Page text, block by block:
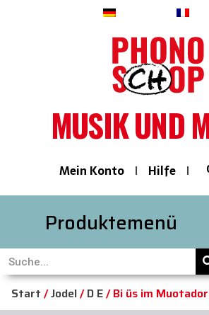
MUSIK UND
Mein Konto Hilfe
Produktemenü
Start /Jodel/D E/ Bi üs im